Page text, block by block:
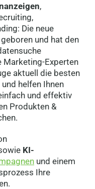
,
Die neue
und hat den
Marketing-Experten
aktuell die besten
helfen Ihnen
und effektiv
Produkten &
KI-
und einem
Ihre